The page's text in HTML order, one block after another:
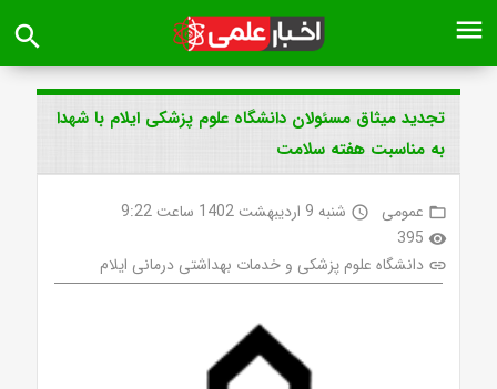
menu
search
تجدید میثاق مسئولان دانشگاه علوم پزشکی ایلام با شهدا
به مناسبت هفته سلامت
folder_open عمومی access_time شنبه 9 اردیبهشت 1402 ساعت 9:22
visibility
395
link دانشگاه علوم پزشکی و خدمات بهداشتی درمانی ایلام